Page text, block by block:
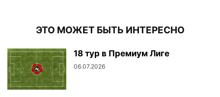
ЭТО МОЖЕТ БЫТЬ ИНТЕРЕСНО
18 тур в Премиум Лиге
06.07.2026